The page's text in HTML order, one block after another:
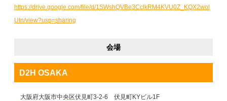
https://drive.google.com/file/d/1SWshQVBe3CclkRM4KVU0Z_KQX2wol
UIn/view?usp=sharing
会場
D2H OSAKA
大阪府大阪市中央区伏見町3-2-6 伏見町KYビル1F